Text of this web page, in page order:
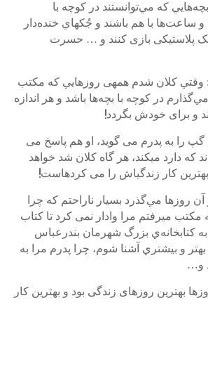
كه مي‌توانستند در كوچه با
و ساعت‌ها با هم باشند و جُک­هاي خنده‌دار
پلاستیکی بازی کنند و … حسرت
وقتي كلان شدم همه­ی روزهايي كه مكتب
در كوچه با بچه‌ها باشد و هر اندازه
و برای خودش بگردد!
گپ را به پدرم می گوید، او هم پاسخ می
که دارد می­کند، هر گاه كلان شد خواهد
کار زندگی­اش را می کرده­است!
روزها مي‌گذرد بسیار ناراحتم كه چرا
می­رفتم مرا وادار نمی کرد تا كتاب
به كتابخانه‌ي‌ بزرگ شهرمان بندرعباس
بهتر و بيشتري آشنا شوم، چرا پدرم مرا به
و…
بهترین روزهای زندگی بود و بهترین کار